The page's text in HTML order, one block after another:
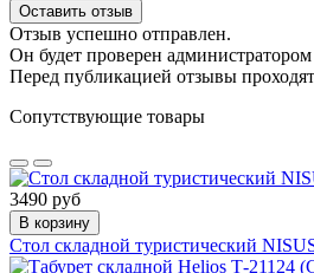
Оставить отзыв
Отзыв успешно отправлен.
Он будет проверен
Перед публикацией отзывы
Сопутствующие товары
3490 руб
В корзину
Стол складной туристический